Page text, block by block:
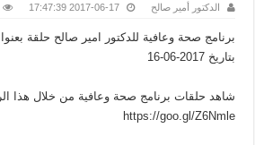
الدكتور أمير صالح 2017-06-17 17:47:39
برنامج صحة وعافية للدكتور امير صالح حلقة
بتاريخ 2017-06-16
شاهد حلقات برنامج صحة وعافية من خلال هذا
https://goo.gl/Z6Nmle